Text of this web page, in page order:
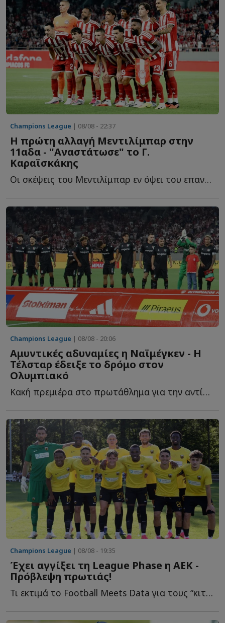
Champions League | 08/08 - 22:37
Η πρώτη αλλαγή Μεντιλίμπαρ στην
11αδα - "Αναστάτωσε" το Γ.
Καραϊσκάκης
Οι σκέψεις του Μεντιλίμπαρ εν όψει του επαναληπτικού τ...
Champions League | 08/08 - 20:06
Αμυντικές αδυναμίες η Ναϊμέγκεν - Η
Τέλσταρ έδειξε το δρόμο στον
Ολυμπιακό
Κακή πρεμιέρα στο πρωτάθλημα για την αντίπαλο τ...
Champions League | 08/08 - 19:35
Έχει αγγίξει τη League Phase η ΑΕΚ -
Πρόβλεψη πρωτιάς!
Τι εκτιμά το Football Meets Data για τους “κιτρινόμαυρους” ε...